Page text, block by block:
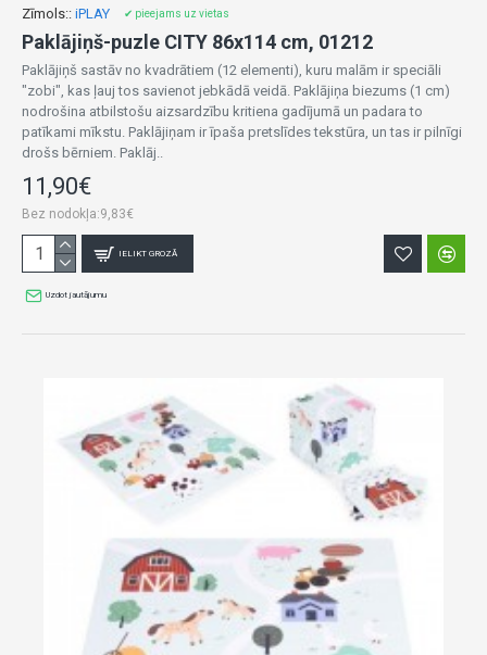
Zīmols:: iPLAY ✔ pieejams uz vietas
Paklājiņš-puzle CITY 86x114 cm, 01212
Paklājiņš sastāv no kvadrātiem (12 elementi), kuru malām ir speciāli
"zobi", kas ļauj tos savienot jebkādā veidā. Paklājiņa biezums (1 cm)
nodrošina atbilstošu aizsardzību kritiena gadījumā un padara to
patīkami mīkstu. Paklājiņam ir īpaša pretslīdes tekstūra, un tas ir pilnīgi
drošs bērniem. Paklāj..
11,90€
Bez nodokļa:9,83€
IELIKT GROZĀ
Uzdot jautājumu